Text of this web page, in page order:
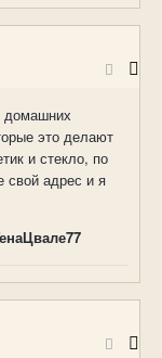
домашних
это делают
и стекло, по
свой адрес и я